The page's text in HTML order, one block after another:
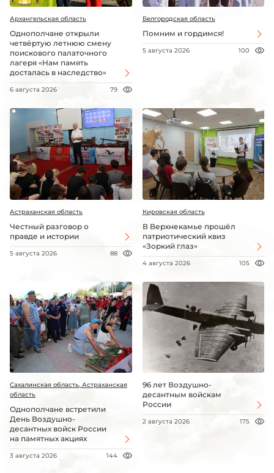
Архангельская область
Однополчане открыли
четвёртую летнюю смену
поискового палаточного
лагеря «Нам память
досталась в наследство»
6 августа 2026 79
Белгородская область
Помним и гордимся!
5 августа 2026 100
Астраханская область
Честный разговор о
правде и истории
5 августа 2026 88
Кировская область
В Верхнекамье прошёл
патриотический квиз
«Зоркий глаз»
4 августа 2026 105
Сахалинская область, Астраханская
область
Однополчане встретили
День Воздушно-
десантных войск России
на памятных акциях
3 августа 2026 144
96 лет Воздушно-
десантным войскам
России
2 августа 2026 175